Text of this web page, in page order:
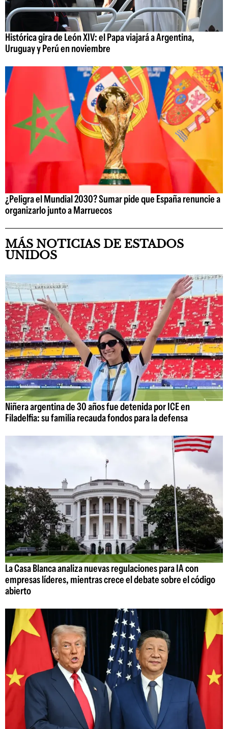
Histórica gira de León XIV: el Papa viajará a Argentina,
Uruguay y Perú en noviembre
¿Peligra el Mundial 2030? Sumar pide que España renuncie a
organizarlo junto a Marruecos
MÁS NOTICIAS DE ESTADOS
UNIDOS
Niñera argentina de 30 años fue detenida por ICE en
Filadelfia: su familia recauda fondos para la defensa
La Casa Blanca analiza nuevas regulaciones para IA con
empresas líderes, mientras crece el debate sobre el código
abierto